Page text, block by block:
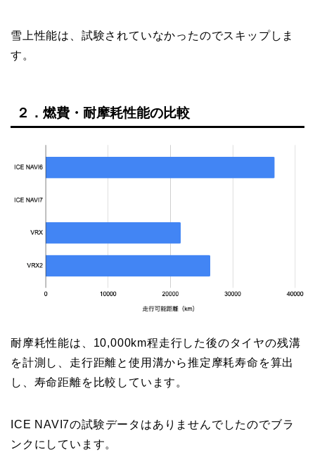
雪上性能は、試験されていなかったのでスキップしま
す。
２．燃費・耐摩耗性能の比較
耐摩耗性能は、10,000km程走行した後のタイヤの残溝
を計測し、走行距離と使用溝から推定摩耗寿命を算出
し、寿命距離を比較しています。
ICE NAVI7の試験データはありませんでしたのでブラ
ンクにしています。